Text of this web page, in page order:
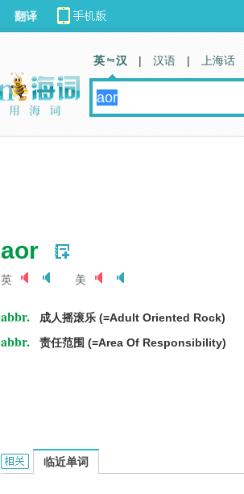
aor
英 美
abbr. 成人摇滚乐 (=Adult Oriented Rock)
abbr. 责任范围 (=Area Of Responsibility)
AOR的相关资料：
临近单词
翻译
英 汉 | 汉语 | 上海话